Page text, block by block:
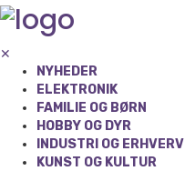
✕
NYHEDER
ELEKTRONIK
FAMILIE OG BØRN
HOBBY OG DYR
INDUSTRI OG ERHVERV
KUNST OG KULTUR